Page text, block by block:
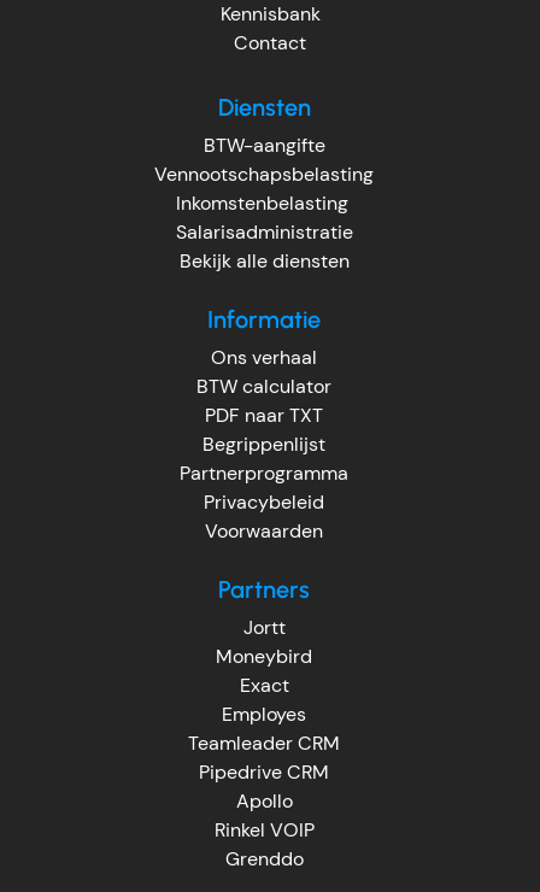
Kennisbank
Contact
Diensten
BTW-aangifte
Vennootschapsbelasting
Inkomstenbelasting
Salarisadministratie
Bekijk alle diensten
Informatie
Ons verhaal
BTW calculator
PDF naar TXT
Begrippenlijst
Partnerprogramma
Privacybeleid
Voorwaarden
Partners
Jortt
Moneybird
Exact
Employes
Teamleader CRM
Pipedrive CRM
Apollo
Rinkel VOIP
Grenddo